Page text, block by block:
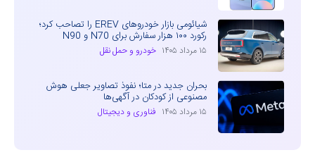
شیائومی بازار خودروهای EREV را تصاحب کرد؛
رکورد ۱۰۰ هزار سفارش برای N70 و N90
۱۵ مرداد ۱۴۰۵ خودرو و حمل نقل
بحران جدید در متا؛ نفوذ تصاویر جعلی هوش
مصنوعی از کودکان در آگهی‌ها
۱۵ مرداد ۱۴۰۵ فناوری و دیجیتال